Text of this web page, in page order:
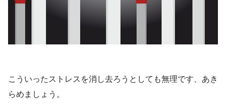
こういったストレスを消し去ろうとしても無理です、あき
らめましょう。